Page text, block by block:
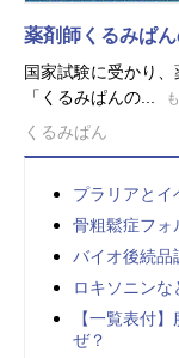
薬剤師くるみぱ
国家試験に受かり、
「くるみぱんの...
くるみぱん
プラリアとイ
骨粗鬆症フォ
バイオ後続品
ロキソニンな
【一覧表付
ぜ？